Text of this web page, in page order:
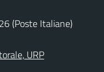
(Poste Italiane)
URP